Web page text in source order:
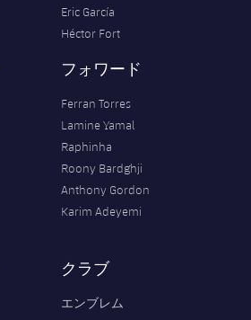
Eric García
Héctor Fort
フォワード
Ferran Torres
Lamine Yamal
Raphinha
Roony Bardghji
Anthony Gordon
Karim Adeyemi
クラブ
エンブレム